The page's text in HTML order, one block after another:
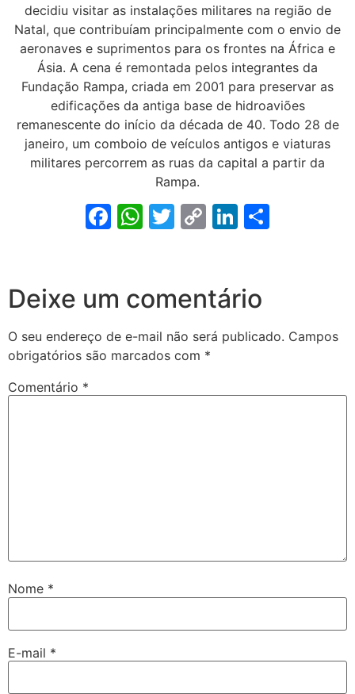
decidiu visitar as instalações militares na região de
Natal, que contribuíam principalmente com o envio de
aeronaves e suprimentos para os frontes na África e
Ásia. A cena é remontada pelos integrantes da
Fundação Rampa, criada em 2001 para preservar as
edificações da antiga base de hidroaviões
remanescente do início da década de 40. Todo 28 de
janeiro, um comboio de veículos antigos e viaturas
militares percorrem as ruas da capital a partir da
Rampa.
Facebook
WhatsApp
Twitter
CopyLinkedIn
Deixe um comentário
O seu endereço de e-mail não será publicado. Campos
obrigatórios são marcados com *
Comentário *
Nome *
E-mail *